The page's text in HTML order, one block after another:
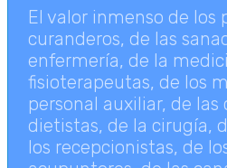
El valor inmenso de los
curanderos, de las
enfermería, de la
fisioterapeutas, de los
personal auxiliar, de las
dietistas, de la cirugía,
los recepcionistas, de